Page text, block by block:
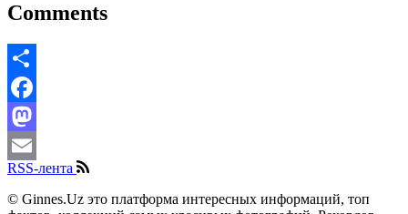
Comments
Share
Facebook
Mastodon
Email
RSS-лента
© Ginnes.Uz это платформа интересных информаций, топ